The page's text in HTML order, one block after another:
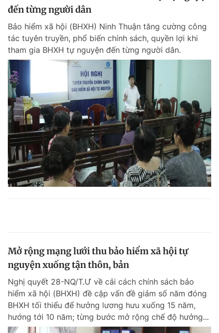
đến từng người dân
Bảo hiểm xã hội (BHXH) Ninh Thuận tăng cường công
tác tuyên truyền, phổ biến chính sách, quyền lợi khi
tham gia BHXH tự nguyện đến từng người dân.
Mở rộng mạng lưới thu bảo hiểm xã hội tự
nguyện xuống tận thôn, bản
Nghị quyết 28-NQ/T.Ư về cải cách chính sách bảo
hiểm xã hội (BHXH) đề cập vấn đề giảm số năm đóng
BHXH tối thiểu để hưởng lương hưu xuống 15 năm,
hướng tới 10 năm; từng bước mở rộng chế độ hưởng...